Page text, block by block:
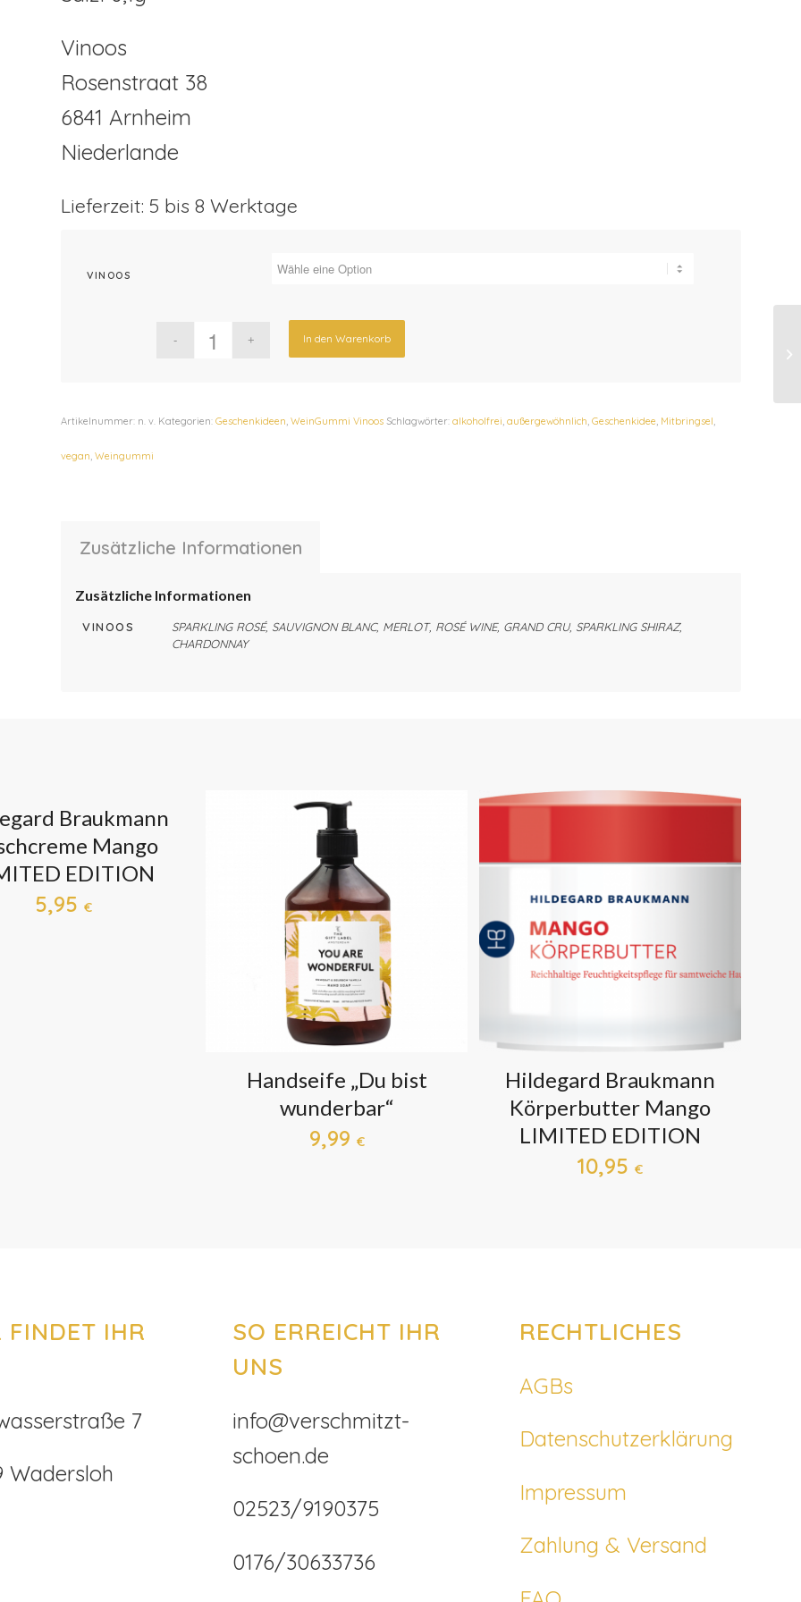
Vinoos
Rosenstraat 38
6841 Arnheim
Niederlande
Lieferzeit: 5 bis 8 Werktage
VINOOS
In den Warenkorb
Artikelnummer: n. v. Kategorien:Geschenkideen ,WeinGummi Vinoos Schlagwörter:alkoholfrei ,außergewöhnlich ,Geschenkidee Mitbringsel
vegan ,Weingummi
Zusätzliche Informationen
Zusätzliche Informationen
VINOOS
SPARKLING ROSÉ, SAUVIGNON BLANC, MERLOT, ROSÉ WINE, GRAND CRU, SPARKLING SHIRAZ,
CHARDONNAY
Braukmann
Mango
EDITION
5,95€
Handseife „Du bist
wunderbar“
9,99 €
Hildegard Braukmann
Körperbutter Mango
LIMITED EDITION
10,95€
FINDET IHR
7
Wadersloh
SO ERREICHT IHR
UNS
info@verschmitzt-
schoen.de
02523/9190375
0176/30633736
RECHTLICHES
AGBs
Datenschutzerklärung
Impressum
Zahlung & Versand